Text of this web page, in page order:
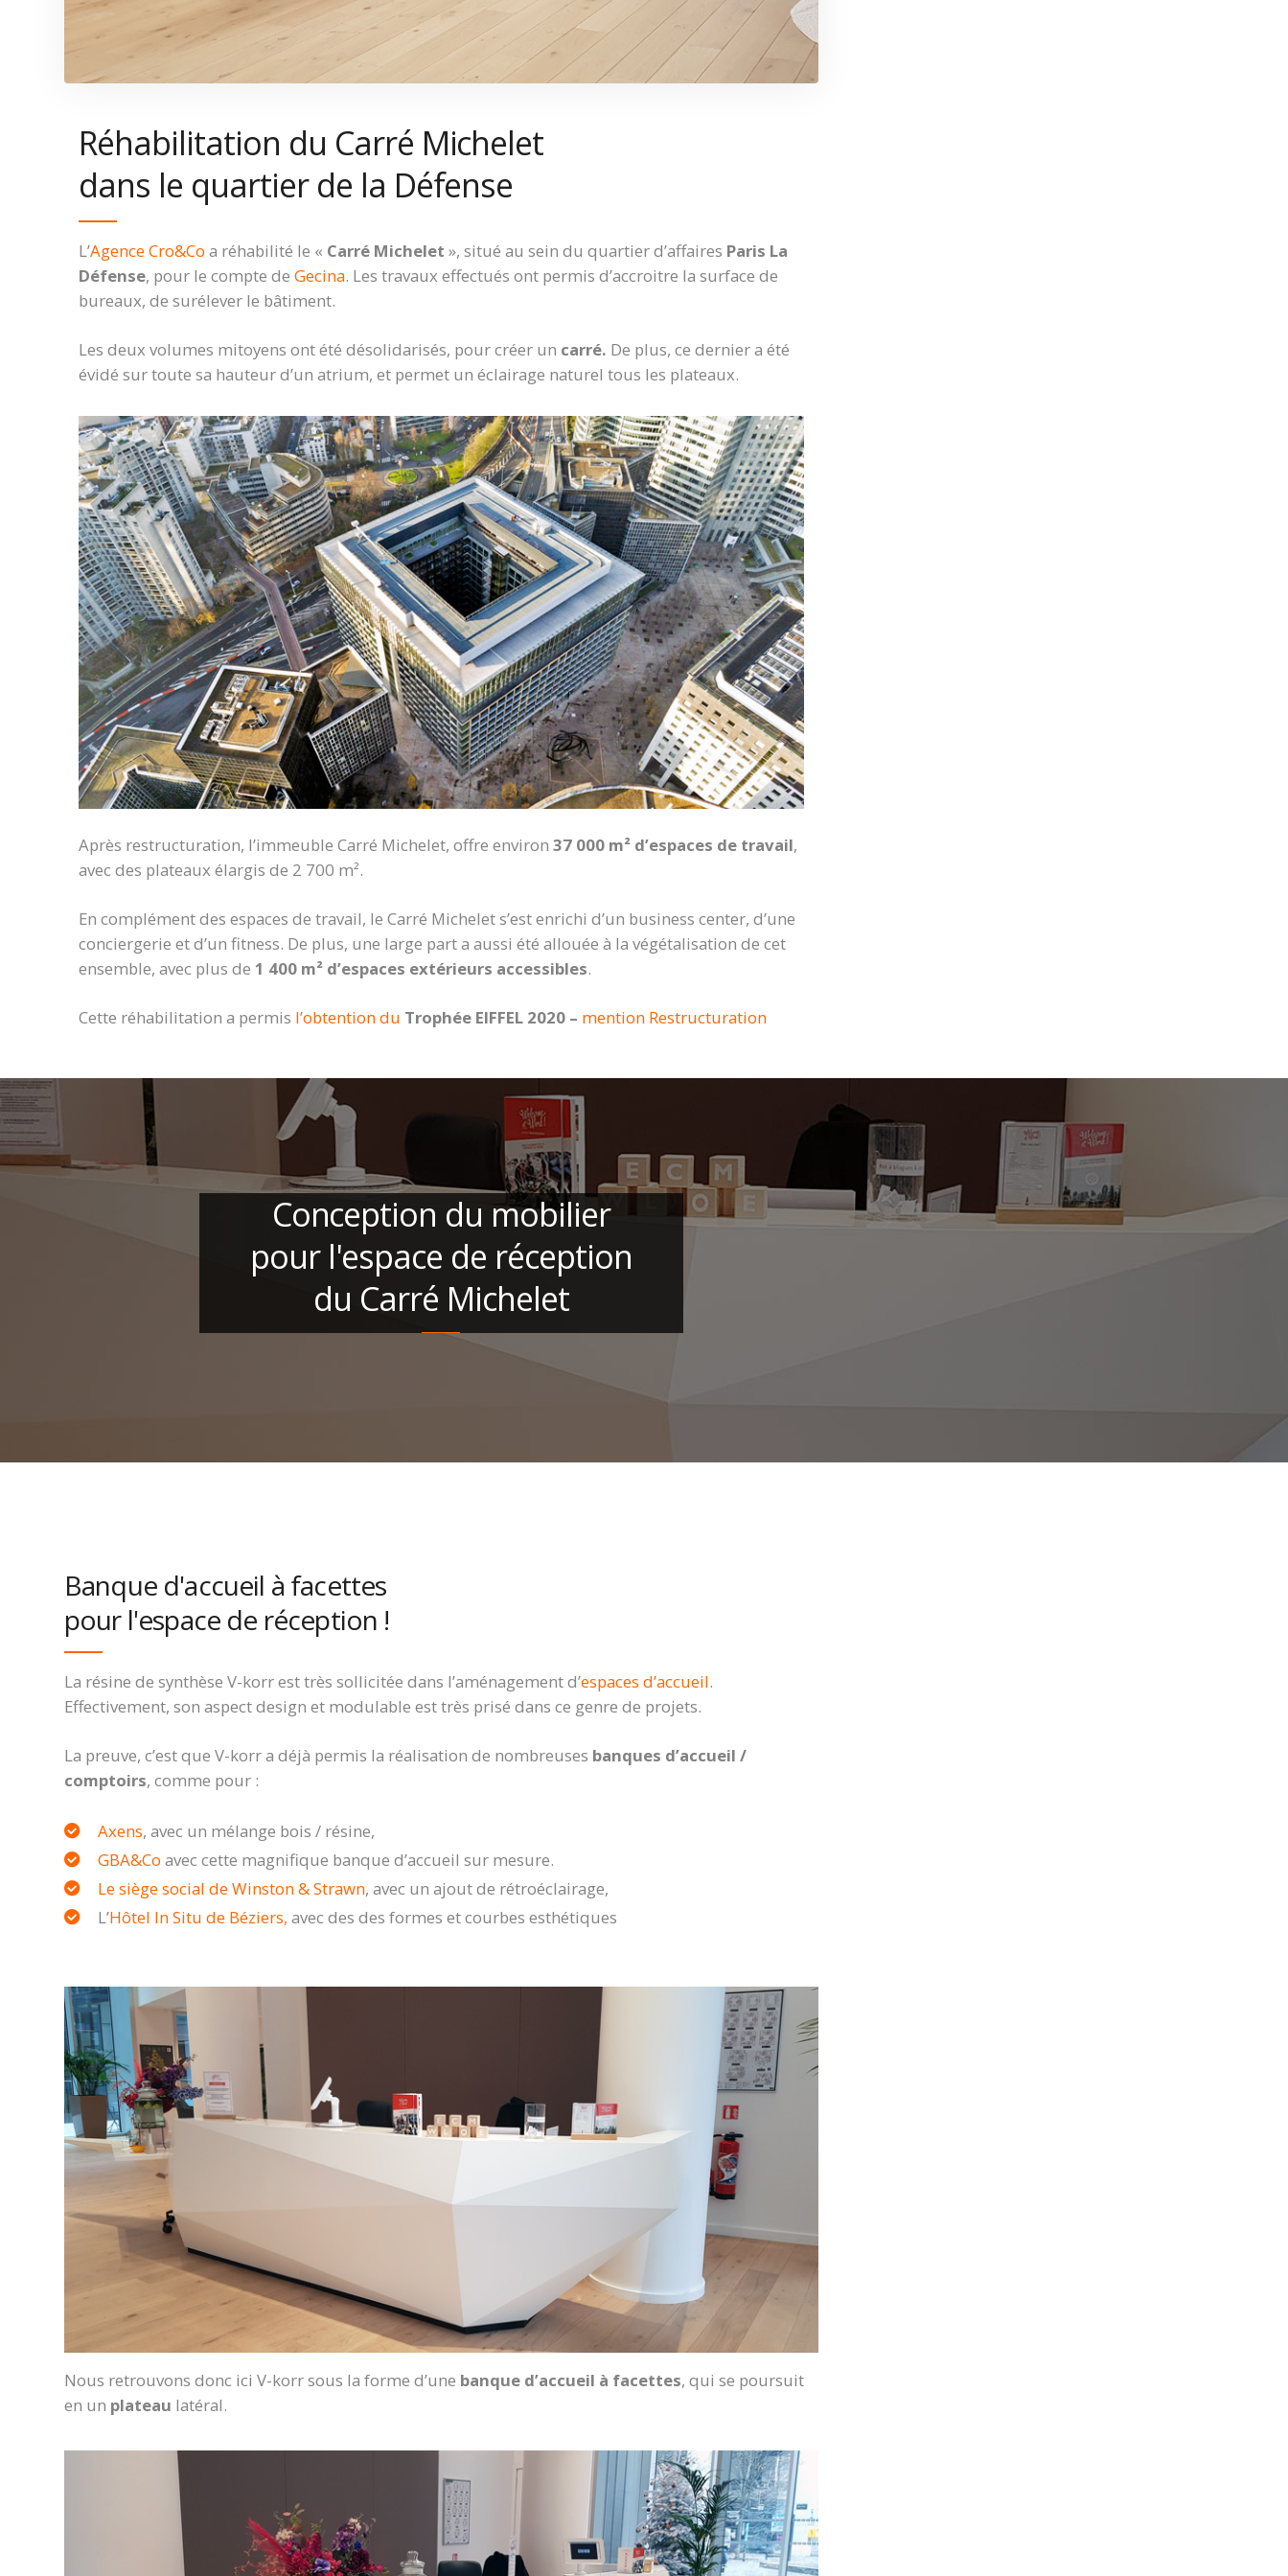
Réhabilitation du Carré Michelet
dans le quartier de la Défense
L’Agence Cro&Co a réhabilité le « Carré Michelet », situé au sein du quartier d’affaires Paris La
Défense, pour le compte de Gecina. Les travaux effectués ont permis d’accroitre la surface de
bureaux, de surélever le bâtiment.
Les deux volumes mitoyens ont été désolidarisés, pour créer un carré. De plus, ce dernier a été
évidé sur toute sa hauteur d’un atrium, et permet un éclairage naturel tous les plateaux.
Après restructuration, l’immeuble Carré Michelet, offre environ 37 000 m² d’espaces de travail,
avec des plateaux élargis de 2 700 m².
En complément des espaces de travail, le Carré Michelet s’est enrichi d’un business center, d’une
conciergerie et d’un fitness. De plus, une large part a aussi été allouée à la végétalisation de cet
ensemble, avec plus de 1 400 m² d’espaces extérieurs accessibles.
Cette réhabilitation a permis l’obtention du Trophée EIFFEL 2020 – mention Restructuration
Conception du mobilier
pour l'espace de réception
du Carré Michelet
Banque d'accueil à facettes
pour l'espace de réception !
La résine de synthèse V-korr est très sollicitée dans l’aménagement d’espaces d’accueil.
Effectivement, son aspect design et modulable est très prisé dans ce genre de projets.
La preuve, c’est que V-korr a déjà permis la réalisation de nombreuses banques d’accueil /
comptoirs, comme pour :
Axens, avec un mélange bois / résine,
GBA&Co avec cette magnifique banque d’accueil sur mesure.
Le siège social de Winston & Strawn, avec un ajout de rétroéclairage,
L’Hôtel In Situ de Béziers, avec des des formes et courbes esthétiques
Nous retrouvons donc ici V-korr sous la forme d’une banque d’accueil à facettes, qui se poursuit
en un plateau latéral.